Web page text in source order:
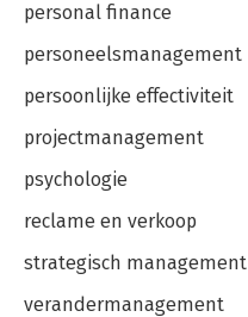
personal finance
personeelsmanagement
persoonlijke effectiviteit
projectmanagement
psychologie
reclame en verkoop
strategisch management
verandermanagement